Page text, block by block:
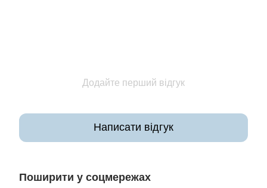
Додайте перший відгук
Написати відгук
Поширити у соцмережах